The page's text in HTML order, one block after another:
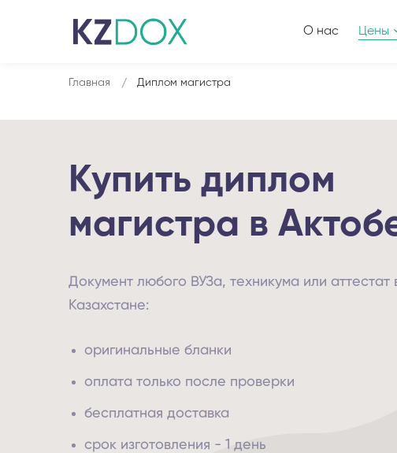
О нас Цены
Главная Диплом магистра
Купить диплом
магистра в
Документ любого ВУЗа, техникума или аттестат
Казахстане:
оригинальные бланки
оплата только после проверки
бесплатная доставка
срок изготовления - 1 день